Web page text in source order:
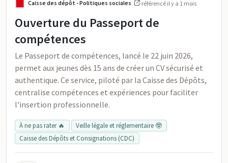
Caisse des dépôt - Politiques sociales ·référencé il y a 1 mois
Ouverture du Passeport de
compétences
Le Passeport de compétences, lancé le 22 juin 2026,
permet aux jeunes dès 15 ans de créer un CV sécurisé et
authentique. Ce service, piloté par la Caisse des Dépôts,
centralise compétences et expériences pour faciliter
l'insertion professionnelle.
À ne pas rater 🔥
Veille légale et réglementaire 🤓
Caisse des Dépôts et Consignations (CDC)